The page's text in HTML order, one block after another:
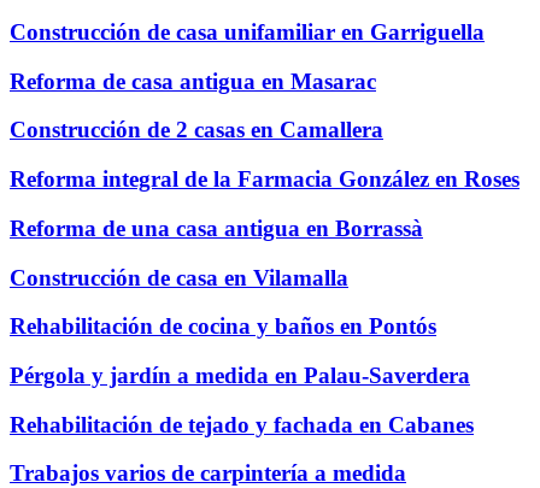
Construcción de casa unifamiliar en Garriguella
Reforma de casa antigua en Masarac
Construcción de 2 casas en Camallera
Reforma integral de la Farmacia González en Roses
Reforma de una casa antigua en Borrassà
Construcción de casa en Vilamalla
Rehabilitación de cocina y baños en Pontós
Pérgola y jardín a medida en Palau-Saverdera
Rehabilitación de tejado y fachada en Cabanes
Trabajos varios de carpintería a medida